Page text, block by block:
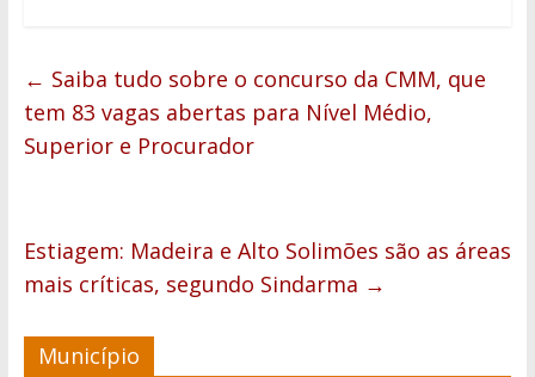
← Saiba tudo sobre o concurso da CMM, que
tem 83 vagas abertas para Nível Médio,
Superior e Procurador
Estiagem: Madeira e Alto Solimões são as áreas
mais críticas, segundo Sindarma →
Município